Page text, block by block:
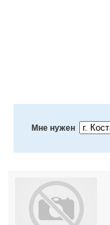
Мне нужен